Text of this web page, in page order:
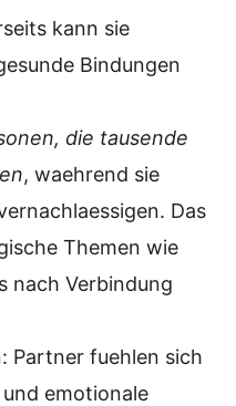
kann sie
Bindungen
die tausende
, waehrend sie
Das
Themen wie
nach Verbindung
Partner fuehlen sich
emotionale